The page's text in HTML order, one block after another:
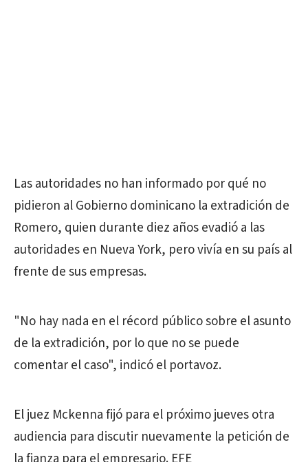
Las autoridades no han informado por qué no
pidieron al Gobierno dominicano la extradición de
Romero, quien durante diez años evadió a las
autoridades en Nueva York, pero vivía en su país al
frente de sus empresas.
"No hay nada en el récord público sobre el asunto
de la extradición, por lo que no se puede
comentar el caso", indicó el portavoz.
El juez Mckenna fijó para el próximo jueves otra
audiencia para discutir nuevamente la petición de